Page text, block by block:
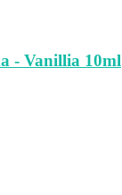
- Vanillia 10ml